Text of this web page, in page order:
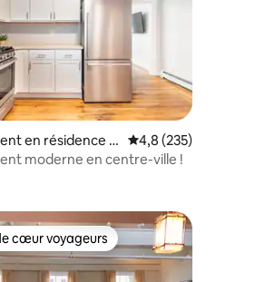
base de 250 commentaires : 4,87 sur 5
en résidence ⋅
Évaluation moyenne
4,8 (235)
moderne en centre-ville !
cœur voyageurs les plus appréciés
cœur voyageurs